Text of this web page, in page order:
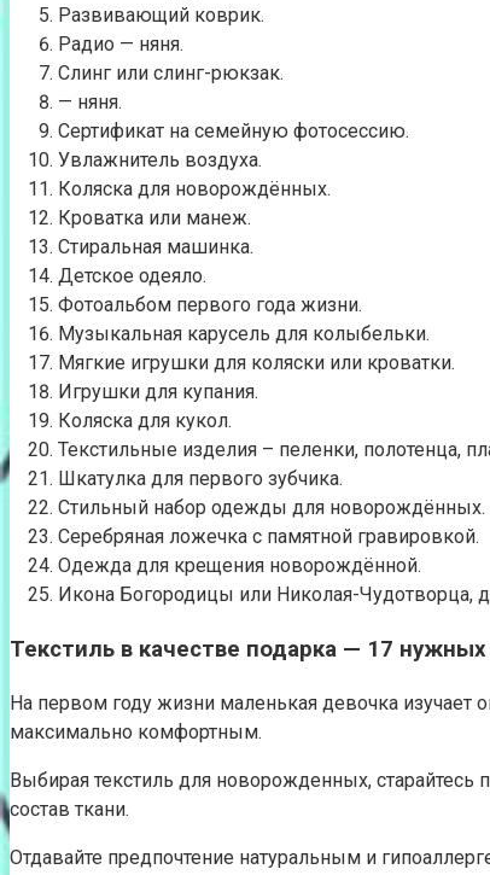
Развивающий коврик.
Радио — няня.
Слинг или слинг-рюкзак.
— няня.
Сертификат на семейную фотосессию.
Увлажнитель воздуха.
Коляска для новорождённых.
Кроватка или манеж.
Стиральная машинка.
Детское одеяло.
Фотоальбом первого года жизни.
Музыкальная карусель для колыбельки.
Мягкие игрушки для коляски или кроватки.
Игрушки для купания.
Коляска для кукол.
Текстильные изделия – пеленки, полотенца,
Шкатулка для первого зубчика.
Стильный набор одежды для новорождённых.
Серебряная ложечка с памятной гравировкой.
Одежда для крещения новорождённой.
Икона Богородицы или Николая-Чудотворца,
Текстиль в качестве подарка — 17
На первом году жизни маленькая девочка
максимально комфортным.
Выбирая текстиль для новорожденных,
состав ткани.
Отдавайте предпочтение натуральным и